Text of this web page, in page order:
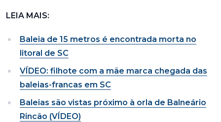
LEIA MAIS:
Baleia de 15 metros é encontrada morta no
litoral de SC
VÍDEO: filhote com a mãe marca chegada das
baleias-francas em SC
Baleias são vistas próximo à orla de Balneário
Rincão (VÍDEO)